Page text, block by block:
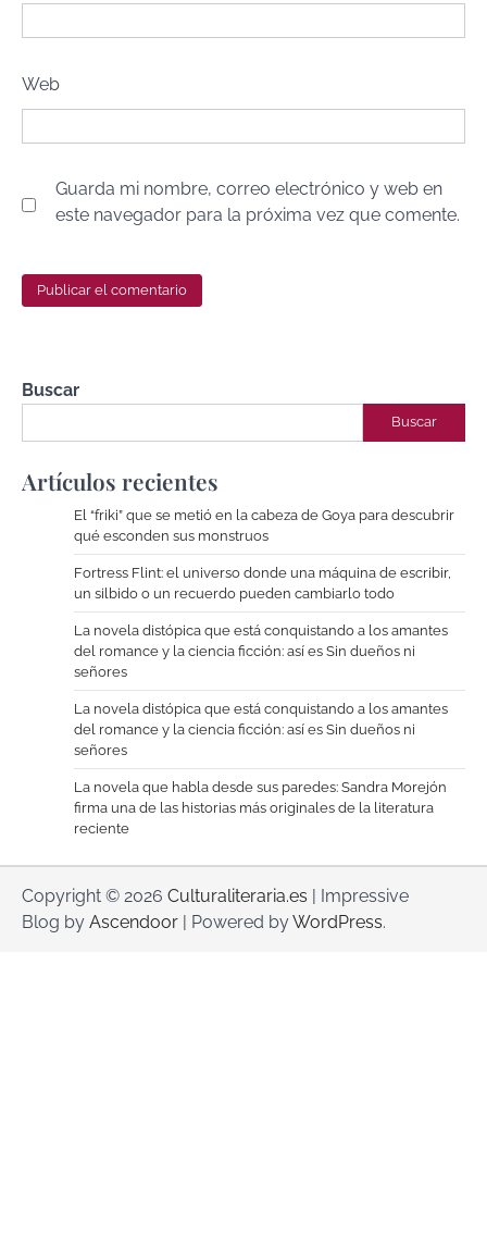
Web
Guarda mi nombre, correo electrónico y web en
este navegador para la próxima vez que comente.
Buscar
Buscar
Artículos recientes
El “friki” que se metió en la cabeza de Goya para descubrir
qué esconden sus monstruos
Fortress Flint: el universo donde una máquina de escribir,
un silbido o un recuerdo pueden cambiarlo todo
La novela distópica que está conquistando a los amantes
del romance y la ciencia ficción: así es Sin dueños ni
señores
La novela distópica que está conquistando a los amantes
del romance y la ciencia ficción: así es Sin dueños ni
señores
La novela que habla desde sus paredes: Sandra Morejón
firma una de las historias más originales de la literatura
reciente
Copyright © 2026 Culturaliteraria.es | Impressive
Blog by Ascendoor | Powered byWordPress.